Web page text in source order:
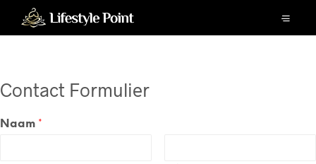
Contact Formulier
Naam *